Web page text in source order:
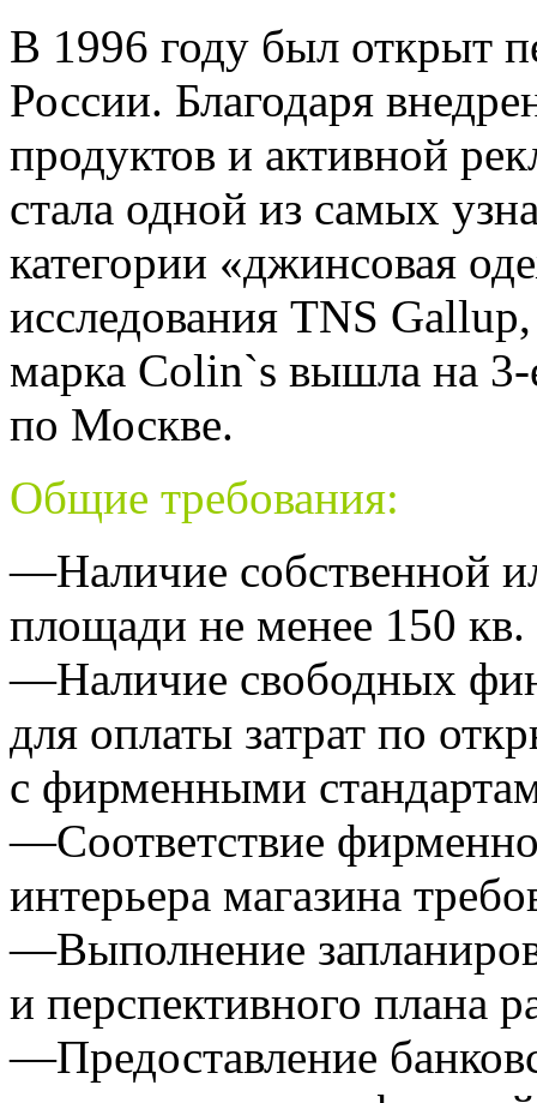
В 1996 году был открыт
России. Благодаря
продуктов и активной
стала одной из самых
категории «джинсовая
исследования TNS
марка Colin`s вышла на
по Москве.
Общие требования:
—Наличие собственной
площади не менее 150
—Наличие свободных
для оплаты затрат по
с фирменными
—Соответствие
интерьера магазина
—Выполнение
и перспективного плана
—Предоставление